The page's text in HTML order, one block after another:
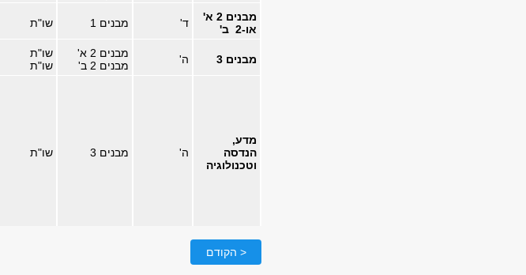
מבנים 2 א'
​או-2 ב'
ד' מבנים 1 שו"ת
מבנים 3 ה'
מבנים 2 א'
מבנים 2 ב'
שו"ת
שו"ת
מדע,
הנדסה
וטכנולוגיה
ה' מבנים 3 שו"ת
< הקודם